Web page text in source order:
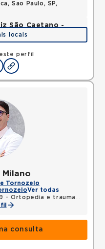
perfil
Sao Paulo, SP,
São Caetano -
Sao Caetano do Sul,
locais
Milano
Tornozelo
Ver todas
Ortopedia e traumatologia
consulta